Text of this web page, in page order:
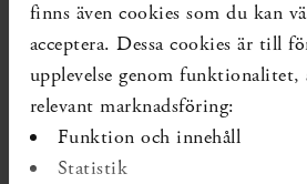
finns även cookies som du kan
acceptera. Dessa cookies är till
upplevelse genom
relevant marknadsföring:
Funktion och innehåll
Statistik
litteraturöversikt. Stockholm:
för medicinsk och social
SBU-rapport nr 241. ISBN 978-